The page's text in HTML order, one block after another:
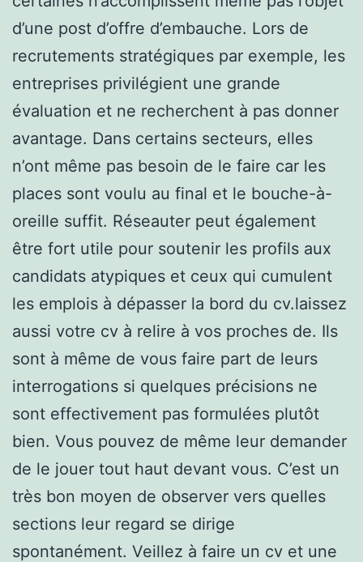
d’une post d’offre d’embauche. Lors de
recrutements stratégiques par exemple, les
entreprises privilégient une grande
évaluation et ne recherchent à pas donner
avantage. Dans certains secteurs, elles
n’ont même pas besoin de le faire car les
places sont voulu au final et le bouche-à-
oreille suffit. Réseauter peut également
être fort utile pour soutenir les profils aux
candidats atypiques et ceux qui cumulent
les emplois à dépasser la bord du cv.laissez
aussi votre cv à relire à vos proches de. Ils
sont à même de vous faire part de leurs
interrogations si quelques précisions ne
sont effectivement pas formulées plutôt
bien. Vous pouvez de même leur demander
de le jouer tout haut devant vous. C’est un
très bon moyen de observer vers quelles
sections leur regard se dirige
spontanément. Veillez à faire un cv et une